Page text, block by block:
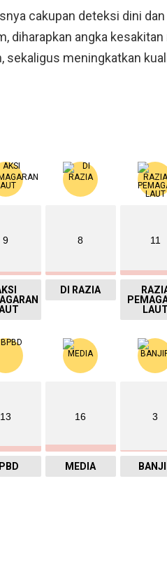
cakupan deteksi dini
diharapkan angka
sekaligus meningkatkan
9 8
DI RAZIA
11
LAUT
13 16
MEDIA
3